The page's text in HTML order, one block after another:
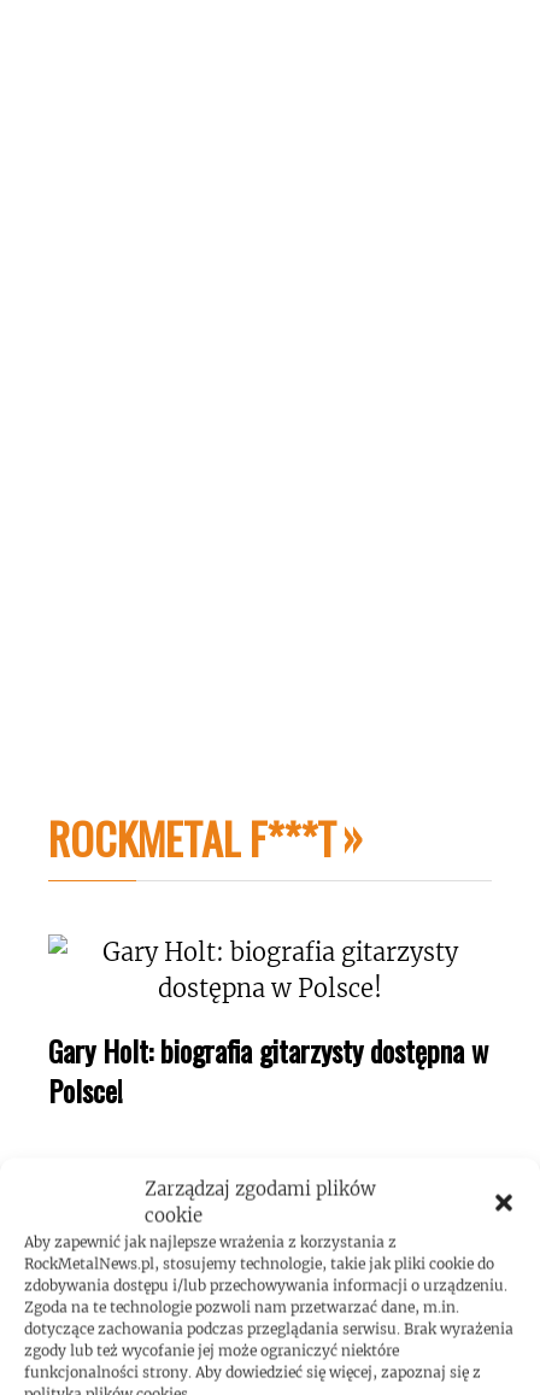
Zarządzaj zgodami plików
cookie
Aby zapewnić jak najlepsze wrażenia z korzystania z
RockMetalNews.pl, stosujemy technologie, takie jak pliki cookie do
zdobywania dostępu i/lub przechowywania informacji o urządzeniu.
Zgoda na te technologie pozwoli nam przetwarzać dane, m.in.
dotyczące zachowania podczas przeglądania serwisu. Brak wyrażenia
zgody lub też wycofanie jej może ograniczyć niektóre
funkcjonalności strony. Aby dowiedzieć się więcej, zapoznaj się z
ROCKMETAL F***T
Gary Holt: biografia gitarzysty dostępna w
Polsce!
Mężczyzna wspiął się na wieżowiec w
Taipej! Podczas wspinaczki słuchał Toola!